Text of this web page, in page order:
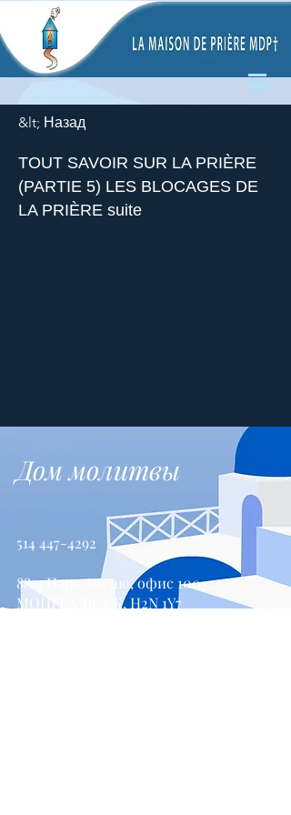
&lt; Назад
TOUT SAVOIR SUR LA PRIÈRE
(PARTIE 5) LES BLOCAGES DE
LA PRIÈRE suite
Дом молитвы
514 447-4292
8815 Парк Авеню, офис 100
МОНРЕАЛЬ, КК, H2N 1Y7